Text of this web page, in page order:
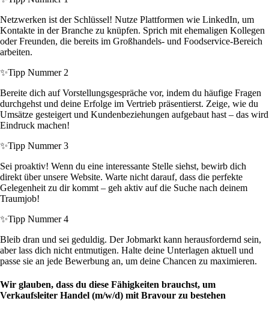
Netzwerken ist der Schlüssel! Nutze Plattformen wie LinkedIn, um
Kontakte in der Branche zu knüpfen. Sprich mit ehemaligen Kollegen
oder Freunden, die bereits im Großhandels- und Foodservice-Bereich
arbeiten.
✨Tipp Nummer 2
Bereite dich auf Vorstellungsgespräche vor, indem du häufige Fragen
durchgehst und deine Erfolge im Vertrieb präsentierst. Zeige, wie du
Umsätze gesteigert und Kundenbeziehungen aufgebaut hast – das wird
Eindruck machen!
✨Tipp Nummer 3
Sei proaktiv! Wenn du eine interessante Stelle siehst, bewirb dich
direkt über unsere Website. Warte nicht darauf, dass die perfekte
Gelegenheit zu dir kommt – geh aktiv auf die Suche nach deinem
Traumjob!
✨Tipp Nummer 4
Bleib dran und sei geduldig. Der Jobmarkt kann herausfordernd sein,
aber lass dich nicht entmutigen. Halte deine Unterlagen aktuell und
passe sie an jede Bewerbung an, um deine Chancen zu maximieren.
Wir glauben, dass du diese Fähigkeiten brauchst, um
Verkaufsleiter Handel (m/w/d) mit Bravour zu bestehen